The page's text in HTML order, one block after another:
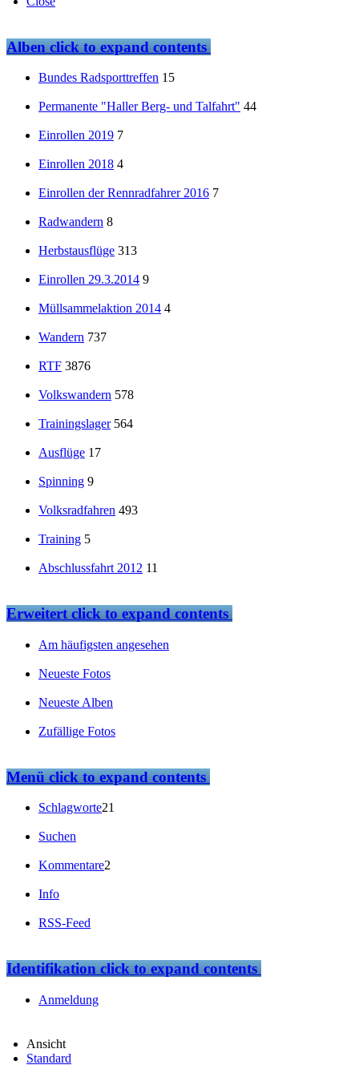
Albenclick to expand contents
Bundes Radsporttreffen 15
Permanente "Haller Berg- und Talfahrt" 44
Einrollen 2019 7
Einrollen 2018 4
Einrollen der Rennradfahrer 2016 7
Radwandern 8
Herbstausflüge 313
Einrollen 29.3.2014 9
Müllsammelaktion 2014 4
Wandern 737
RTF 3876
Volkswandern 578
Trainingslager 564
Ausflüge 17
Spinning 9
Volksradfahren 493
Training 5
Abschlussfahrt 2012 11
Erweitertclick to expand contents
Am häufigsten angesehen
Neueste Fotos
Neueste Alben
Zufällige Fotos
Menüclick to expand contents
Schlagworte21
Suchen
Kommentare2
Info
RSS-Feed
Identifikationclick to expand contents
Anmeldung
Ansicht
Standard